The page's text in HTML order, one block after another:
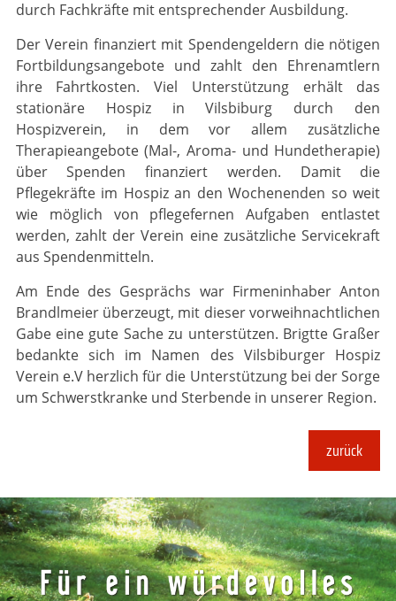
durch Fachkräfte mit entsprechender Ausbildung.
Der Verein finanziert mit Spendengeldern die nötigen
Fortbildungsangebote und zahlt den Ehrenamtlern
ihre Fahrtkosten. Viel Unterstützung erhält das
stationäre Hospiz in Vilsbiburg durch den
Hospizverein, in dem vor allem zusätzliche
Therapieangebote (Mal-, Aroma- und Hundetherapie)
über Spenden finanziert werden. Damit die
Pflegekräfte im Hospiz an den Wochenenden so weit
wie möglich von pflegefernen Aufgaben entlastet
werden, zahlt der Verein eine zusätzliche Servicekraft
aus Spendenmitteln.
Am Ende des Gesprächs war Firmeninhaber Anton
Brandlmeier überzeugt, mit dieser vorweihnachtlichen
Gabe eine gute Sache zu unterstützen. Brigtte Graßer
bedankte sich im Namen des Vilsbiburger Hospiz
Verein e.V herzlich für die Unterstützung bei der Sorge
um Schwerstkranke und Sterbende in unserer Region.
zurück